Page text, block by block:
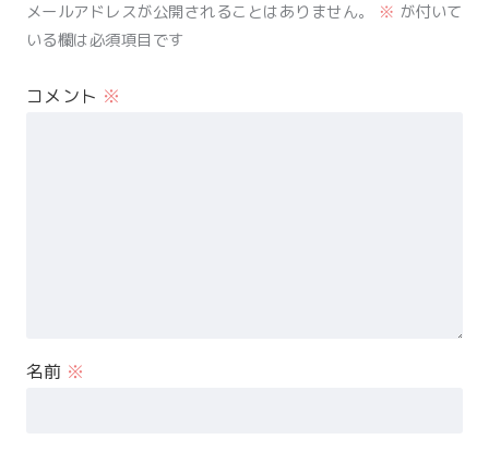
メールアドレスが公開されることはありません。 ※ が付いて
いる欄は必須項目です
コメント ※
名前 ※